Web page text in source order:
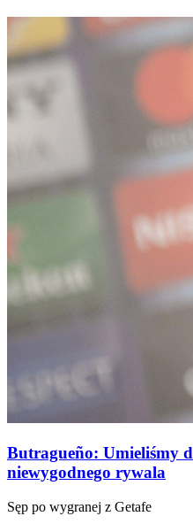
Butragueño: Umieliśmy
niewygodnego rywala
Sęp po wygranej z Getafe